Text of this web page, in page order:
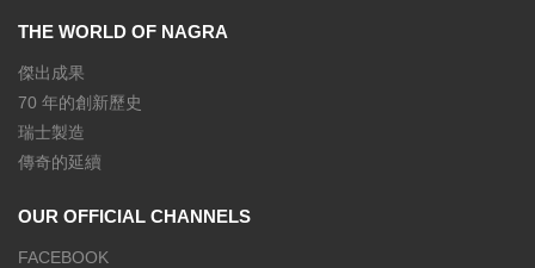
THE WORLD OF NAGRA
傑出成果
70 年的創新歷史
瑞士製造
傳奇的延續
OUR OFFICIAL CHANNELS
FACEBOOK